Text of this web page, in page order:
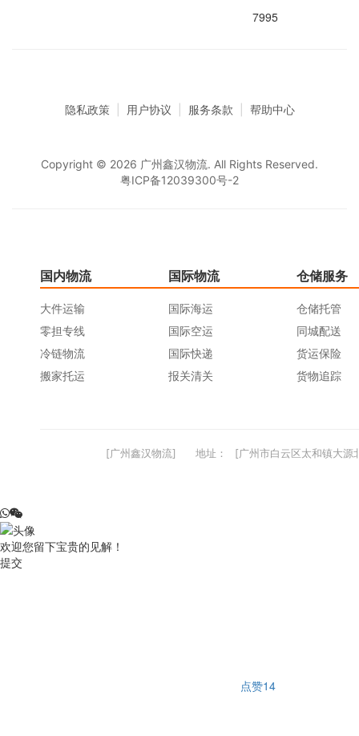
7995
隐私政策 用户协议 服务条款 帮助中心
Copyright © 2026 广州鑫汉物流. All Rights Reserved.
粤ICP备12039300号-2
国内物流
大件运输
零担专线
冷链物流
搬家托运
国际物流
国际海运
国际空运
国际快递
报关清关
仓储服务
仓储托管
同城配送
货运保险
货物追踪
[广州鑫汉物流] 地址： [广州市白云区太和镇大源
欢迎您留下宝贵的见解！
提交
点赞14